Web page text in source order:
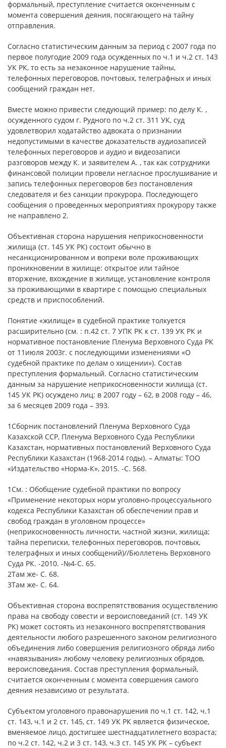
формальный, преступление считается оконченным с
момента совершения деяния, посягающего на тайну
отправления.
Согласно статистическим данным за период с 2007 года по
первое полугодие 2009 года осужденных по ч.1 и ч.2 ст. 143
УК РК, то есть за незаконное нарушение тайны,
телефонных переговоров, почтовых, телеграфных и иных
сообщений граждан нет.
Вместе можно привести следующий пример: по делу К. ,
осужденного судом г. Рудного по ч.2 ст. 311 УК, суд
удовлетворил ходатайство адвоката о признании
недопустимыми в качестве доказательств аудиозаписей
телефонных переговоров и аудио и видеозаписи
разговоров между К. и заявителем А. , так как сотрудники
финансовой полиции провели негласное прослушивание и
запись телефонных переговоров без постановления
следователя и без санкции прокурора. Последующего
сообщения о проведенных мероприятиях прокурору также
не направлено 2.
Объективная сторона нарушения неприкосновенности
жилища (ст. 145 УК РК) состоит обычно в
несанкционированном и вопреки воле проживающих
проникновении в жилище: открытое или тайное
вторжение, вхождение в жилище, установление контроля
за проживающими в квартире с помощью специальных
средств и приспособлений.
Понятие «жилище» в судебной практике толкуется
расширительно (см. : п.42 ст. 7 УПК РК к ст. 139 УК РК и
нормативное постановление Пленума Верховного Суда РК
от 11июля 2003г. с последующими изменениями «О
судебной практике по делам о хищении»). Состав
преступления формальный. Согласно статистическим
данным за нарушение неприкосновенности жилища (ст.
145 УК РК) осуждено лиц: в 2007 году – 62, в 2008 году – 46,
за 6 месяцев 2009 года – 393.
1Сборник постановлений Пленума Верховного Суда
Казахской ССР, Пленума Верховного Суда Республики
Казахстан, нормативных постановлений Верховного Суда
Республики Казахстан (1968-2014 годы). – Алматы: ТОО
«Издательство «Норма-К», 2015. -С. 568.
1См. : Обобщение судебной практики по вопросу
«Применение некоторых норм уголовно-процессуального
кодекса Республики Казахстан об обеспечении прав и
свобод граждан в уголовном процессе»
(неприкосновенность личности, частной жизни, жилища;
тайна переписки, телефонных переговоров, почтовых,
телеграфных и иных сообщений)//Бюллетень Верховного
Суда РК. -2010. -№4-С. 65.
2Там же- С. 68.
3Там же- С. 64.
Объективная сторона воспрепятствования осуществлению
права на свободу совести и вероисповеданий (ст. 149 УК
РК) может состоять из незаконного воспрепятствования
деятельности любого разрешенного законом религиозного
объединения либо совершения религиозного обряда либо
«навязывания» любому человеку религиозных обрядов,
вероисповедания. Состав преступления формальный,
считается оконченным с момента совершения самого
деяния независимо от результата.
Субъектом уголовного правонарушения по ч.1 ст. 142, ч.1
ст. 143, ч.1 и 2 ст. 145, ст. 149 УК РК является физическое,
вменяемое лицо, достигшее шестнадцатилетнего возраста;
по ч.2 ст. 142, ч.2 и 3 ст. 143, ч.3 ст. 145 УК РК – субъект